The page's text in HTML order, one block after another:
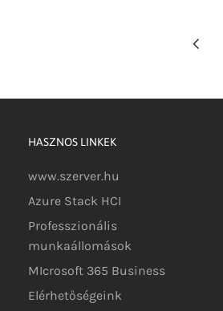
HASZNOS LINKEK
www.szerver.hu
Azure Stack HCI
Professzionális
munkaállomások
MIcrosoft 365 Business
Elérhetőségeink